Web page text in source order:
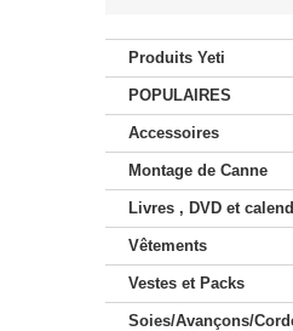
Produits Yeti
POPULAIRES
Accessoires
Montage de Canne
Livres , DVD et
Vêtements
Vestes et Packs
Soies/Avançons/